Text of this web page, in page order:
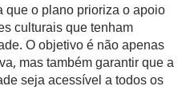
o plano prioriza o apoio
culturais que tenham
O objetivo é não apenas
mas também garantir que a
seja acessível a todos os